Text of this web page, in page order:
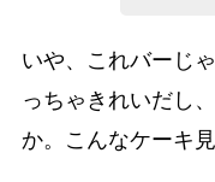
いや、これバーじ
っちゃきれいだし
か。こんなケーキ